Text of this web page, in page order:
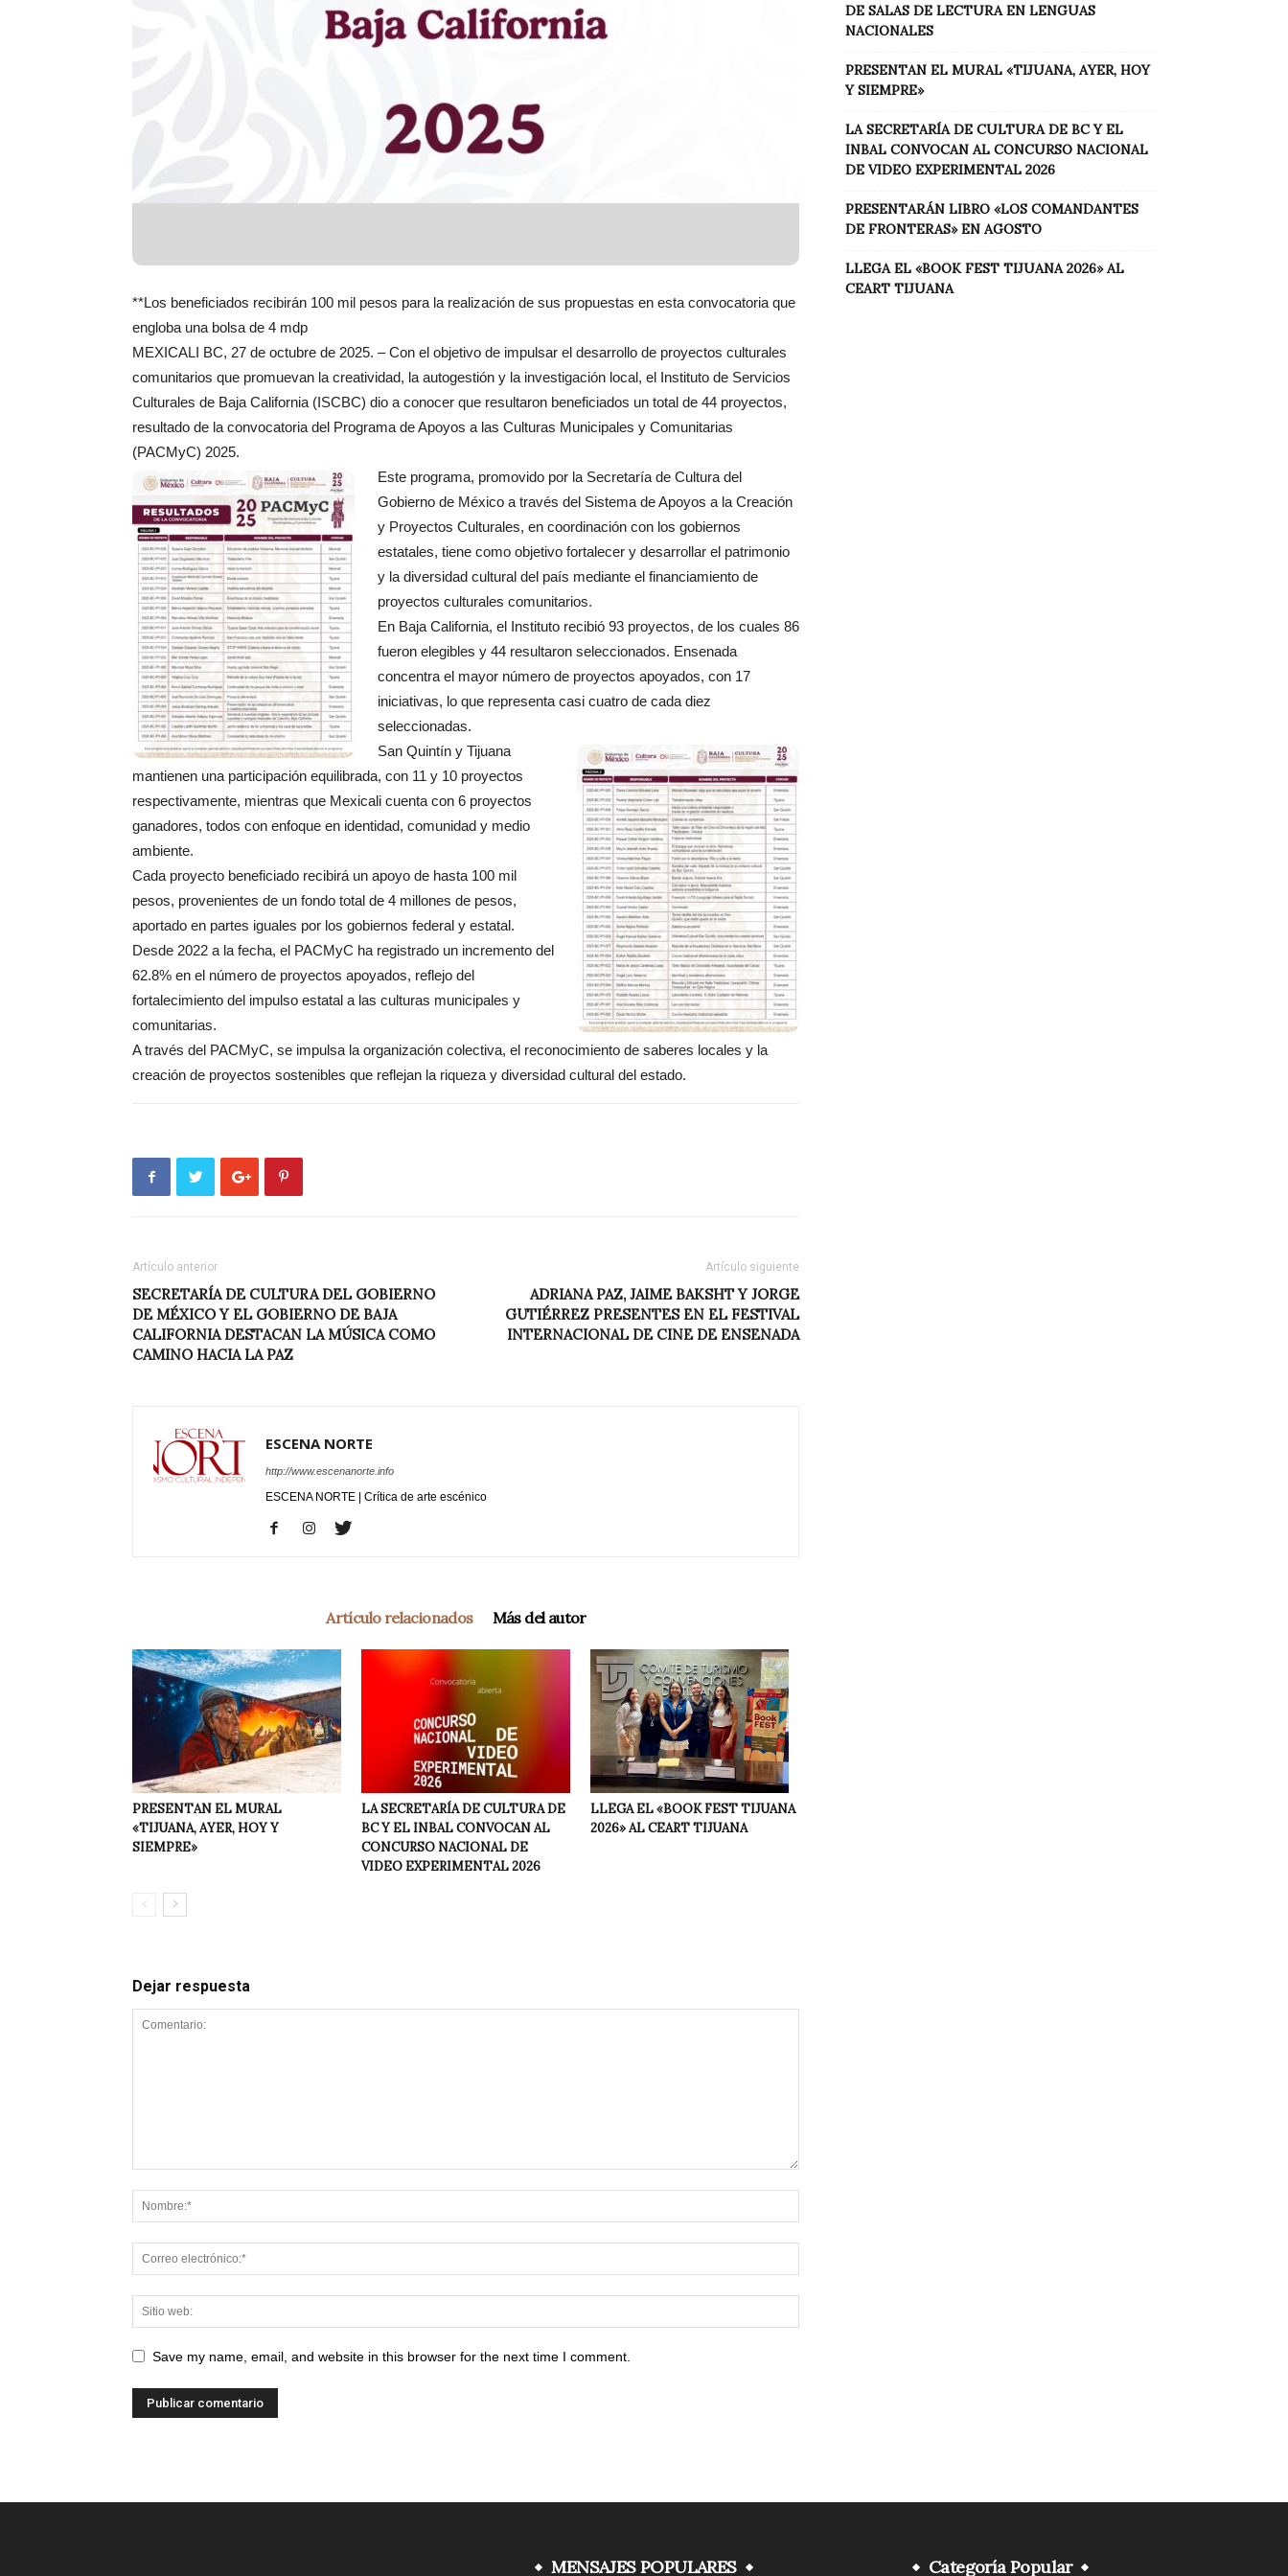
**Los beneficiados recibirán 100 mil pesos para la realización de sus propuestas en esta convocatoria que
engloba una bolsa de 4 mdp
MEXICALI BC, 27 de octubre de 2025. – Con el objetivo de impulsar el desarrollo de proyectos culturales
comunitarios que promuevan la creatividad, la autogestión y la investigación local, el Instituto de Servicios
Culturales de Baja California (ISCBC) dio a conocer que resultaron beneficiados un total de 44 proyectos,
resultado de la convocatoria del Programa de Apoyos a las Culturas Municipales y Comunitarias
(PACMyC) 2025.
Este programa, promovido por la Secretaría de Cultura del
Gobierno de México a través del Sistema de Apoyos a la Creación
y Proyectos Culturales, en coordinación con los gobiernos
estatales, tiene como objetivo fortalecer y desarrollar el patrimonio
y la diversidad cultural del país mediante el financiamiento de
proyectos culturales comunitarios.
En Baja California, el Instituto recibió 93 proyectos, de los cuales 86
fueron elegibles y 44 resultaron seleccionados. Ensenada
concentra el mayor número de proyectos apoyados, con 17
iniciativas, lo que representa casi cuatro de cada diez
seleccionadas.
San Quintín y Tijuana
mantienen una participación equilibrada, con 11 y 10 proyectos
respectivamente, mientras que Mexicali cuenta con 6 proyectos
ganadores, todos con enfoque en identidad, comunidad y medio
ambiente.
Cada proyecto beneficiado recibirá un apoyo de hasta 100 mil
pesos, provenientes de un fondo total de 4 millones de pesos,
aportado en partes iguales por los gobiernos federal y estatal.
Desde 2022 a la fecha, el PACMyC ha registrado un incremento del
62.8% en el número de proyectos apoyados, reflejo del
fortalecimiento del impulso estatal a las culturas municipales y
comunitarias.
A través del PACMyC, se impulsa la organización colectiva, el reconocimiento de saberes locales y la
creación de proyectos sostenibles que reflejan la riqueza y diversidad cultural del estado.
Artículo anterior
SECRETARÍA DE CULTURA DEL GOBIERNO
DE MÉXICO Y EL GOBIERNO DE BAJA
CALIFORNIA DESTACAN LA MÚSICA COMO
CAMINO HACIA LA PAZ
Artículo siguiente
ADRIANA PAZ, JAIME BAKSHT Y JORGE
GUTIÉRREZ PRESENTES EN EL FESTIVAL
INTERNACIONAL DE CINE DE ENSENADA
ESCENA NORTE
http://www.escenanorte.info
ESCENA NORTE | Crítica de arte escénico
Artículo relacionados Más del autor
PRESENTAN EL MURAL
«TIJUANA, AYER, HOY Y
SIEMPRE»
LA SECRETARÍA DE CULTURA DE
BC Y EL INBAL CONVOCAN AL
CONCURSO NACIONAL DE
VIDEO EXPERIMENTAL 2026
LLEGA EL «BOOK FEST TIJUANA
2026» AL CEART TIJUANA
Dejar respuesta
Save my name, email, and website in this browser for the next time I comment.
DE SALAS DE LECTURA EN LENGUAS
NACIONALES
PRESENTAN EL MURAL «TIJUANA, AYER, HOY
Y SIEMPRE»
LA SECRETARÍA DE CULTURA DE BC Y EL
INBAL CONVOCAN AL CONCURSO NACIONAL
DE VIDEO EXPERIMENTAL 2026
PRESENTARÁN LIBRO «LOS COMANDANTES
DE FRONTERAS» EN AGOSTO
LLEGA EL «BOOK FEST TIJUANA 2026» AL
CEART TIJUANA
MENSAJES POPULARES Categoría Popular